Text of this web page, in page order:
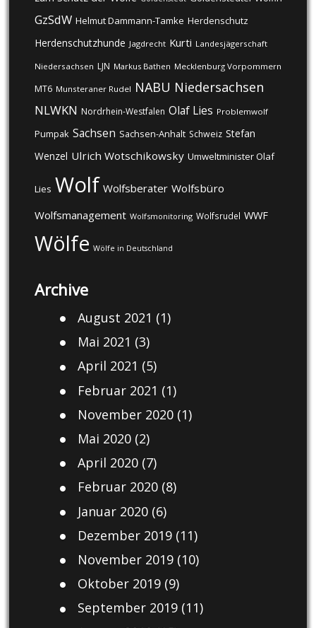
GzSdW Helmut Dammann-Tamke Herdenschutz
Herdenschutzhunde Jagdrecht Kurti Landesjägerschaft
Niedersachsen LJN Markus Bathen Mecklenburg Vorpommern
MT6 Munsteraner Rudel NABU Niedersachsen
NLWKN Nordrhein-Westfalen Olaf Lies Problemwolf
Pumpak Sachsen Sachsen-Anhalt Schweiz Stefan
Wenzel Ulrich Wotschikowsky Umweltminister Olaf
Lies Wolf Wolfsberater Wolfsbüro
Wolfsmanagement Wolfsmonitoring Wolfsrudel WWF
Wölfe Wölfe in Deutschland
Archive
August 2021 (1)
Mai 2021 (3)
April 2021 (5)
Februar 2021 (1)
November 2020(1)
Mai 2020(2)
April 2020(7)
Februar 2020(8)
Januar 2020(6)
Dezember 2019(11)
November 2019(10)
Oktober 2019(9)
September 2019(11)